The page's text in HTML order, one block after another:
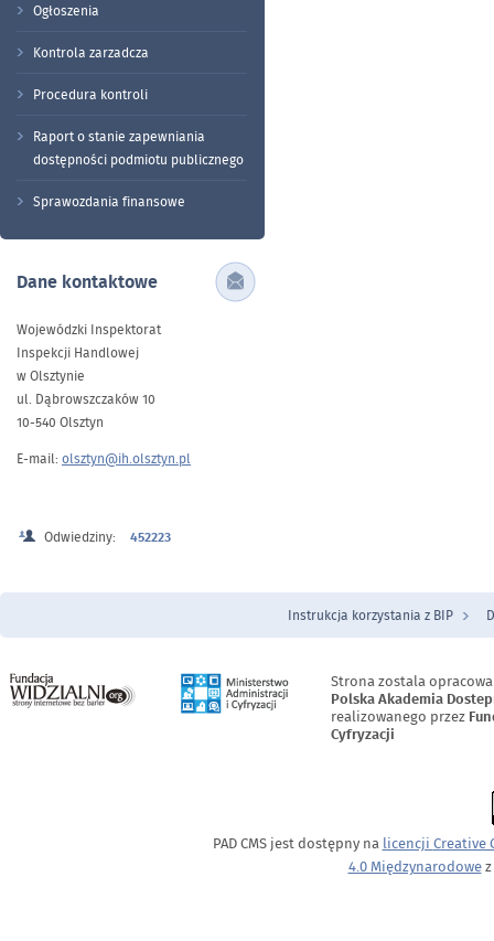
Ogłoszenia
Kontrola zarzadcza
Procedura kontroli
Raport o stanie zapewniania
dostępności podmiotu publicznego
Sprawozdania finansowe
Dane kontaktowe
Wojewódzki Inspektorat
Inspekcji Handlowej
w Olsztynie
ul. Dąbrowszczaków 10
10-540 Olsztyn
E-mail: olsztyn@ih.olsztyn.pl
Odwiedziny: 452223
Menu Stopka
Instrukcja korzystania z BIP
Strona zostala
Polska Akademia
realizowanego przez
Cyfryzacji
PAD CMS jest dostępny na licencji Creative
4.0 Międzynarodowez